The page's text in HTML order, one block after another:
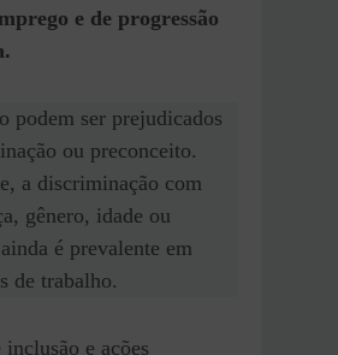
e de progressão
podem ser prejudicados
ou preconceito.
a discriminação com
gênero, idade ou
é prevalente em
de trabalho.
e ações